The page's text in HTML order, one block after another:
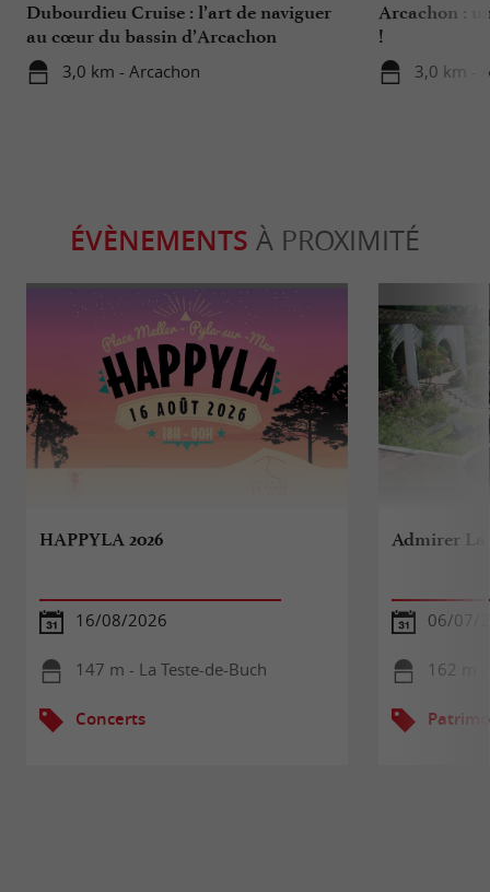
Dubourdieu Cruise : l’art de naviguer
au cœur du bassin d’Arcachon
3,0 km - Arcachon
Arcachon :
!
3,0 km -
ÉVÈNEMENTS À PROXIMITÉ
HAPPYLA 2026
16/08/2026
147 m - La Teste-de-Buch
Concerts
Admirer La
06/07/
162 m -